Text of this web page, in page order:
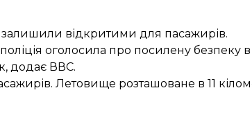
відкритими для пасажирів.
оголосила про посилену безпеку в
додає ВВС.
Летовище розташоване в 11